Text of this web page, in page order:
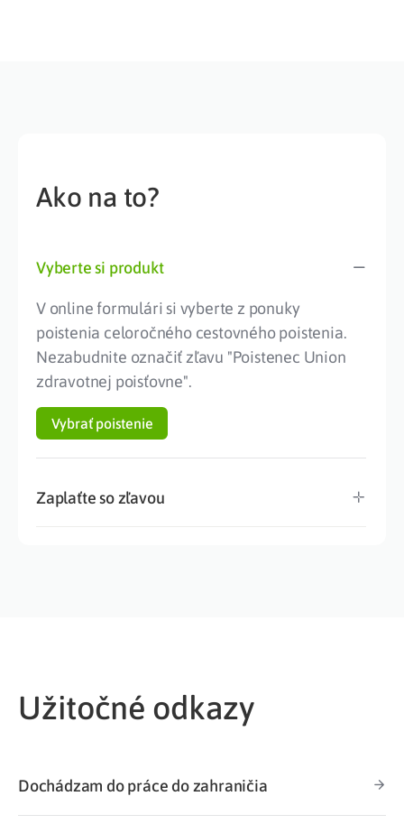
Ako na to?
Vyberte si produkt
V online formulári si vyberte z ponuky
poistenia celoročného cestovného poistenia.
Nezabudnite označiť zľavu "Poistenec Union
zdravotnej poisťovne".
Vybrať poistenie
Zaplaťte so zľavou
Užitočné odkazy
Dochádzam do práce do zahraničia